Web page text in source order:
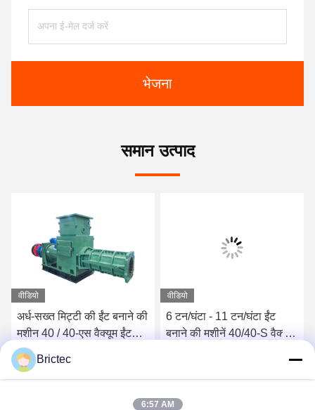
भेजना
समान उत्पाद
वीडियो
अर्ध-सख्त मिट्टी की ईंट बनाने की
मशीन 40 / 40-एस वैक्यूम ईंट
एक्सट्रूडर
सबसे अच्छी कीमत पाएं
वीडियो
6 टन/घंटा - 11 टन/घंटा ईंट
बनाने की मशीनें 40/40-S वैक्यूम
सबसे अच्छी कीमत पाएं
Brictec
6:57 AM